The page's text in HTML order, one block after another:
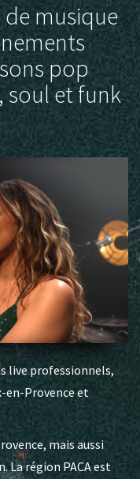
de musique
pop
soul et funk
live professionnels,
en-Provence et
mais aussi
La région PACA est